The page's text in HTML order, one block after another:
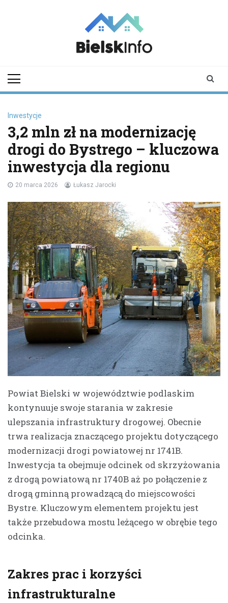
Podlaskiego i
Inwestycje
3,2 mln zł na modernizację
drogi do Bystrego – kluczowa
inwestycja dla regionu
20 marca 2026 Łukasz Jarocki
Powiat Bielski w województwie podlaskim
kontynuuje swoje starania w zakresie
ulepszania infrastruktury drogowej. Obecnie
trwa realizacja znaczącego projektu dotyczącego
modernizacji drogi powiatowej nr 1741B.
Inwestycja ta obejmuje odcinek od skrzyżowania
z drogą powiatową nr 1740B aż po połączenie z
drogą gminną prowadzącą do miejscowości
Bystre. Kluczowym elementem projektu jest
także przebudowa mostu leżącego w obrębie tego
odcinka.
Zakres prac i korzyści
infrastrukturalne